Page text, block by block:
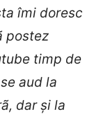
îmi doresc
postez
timp de
aud la
dar şi la